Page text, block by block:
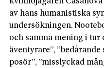
av hans humanistiska
undersökningen.
och samma mening i
äventyrare”,
posör”, ”misslyckad